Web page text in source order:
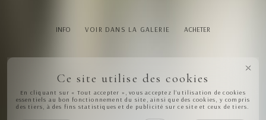
INFO VOIR DANS LA GALERIE ACHETER
Ce site utilise des cookies
En cliquant sur « Tout accepter », vous acceptez l’utilisation de cookies
essentiels au bon fonctionnement du site, ainsi que des cookies, y compris
des tiers, à des fins statistiques et de publicité sur ce site et ceux de tiers.